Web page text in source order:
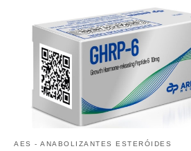
AES - ANABOLIZANTES ESTERÓIDES